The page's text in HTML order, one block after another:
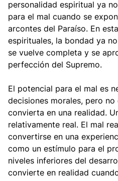
personalidad espiritual ya
para el mal cuando se
arcontes del Paraíso. En
espirituales, la bondad ya
se vuelve completa y se
perfección del Supremo.
El potencial para el mal es
decisiones morales, pero no
convierta en una realidad.
relativamente real. El mal
convertirse en una
como un estímulo para el
niveles inferiores del
convierte en realidad